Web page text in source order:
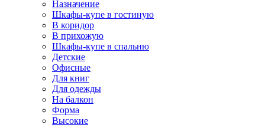
Назначение
Шкафы-купе в гостиную
В коридор
В прихожую
Шкафы-купе в спальню
Детские
Офисные
Для книг
Для одежды
На балкон
Форма
Высокие